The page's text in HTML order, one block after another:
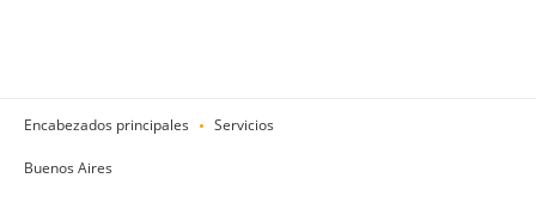
Encabezados principales Servicios
Buenos Aires